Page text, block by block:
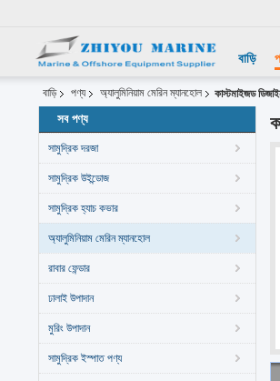
বাড়ি
বাড়ি পণ্য অ্যালুমিনিয়াম মেরিন ম্যানহোল কাস্টমাইজড
সব পণ্য
সামুদ্রিক দরজা
সামুদ্রিক উইন্ডোজ
সামুদ্রিক হ্যাচ কভার
অ্যালুমিনিয়াম মেরিন ম্যানহোল
রাবার ফেন্ডার
ঢালাই উপাদান
মুরিং উপাদান
সামুদ্রিক ইস্পাত পণ্য